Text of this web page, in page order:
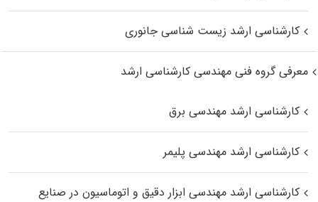
کارشناسی ارشد زیست‌ شناسی جانوری
معرفی گروه فنی مهندسی کارشناسی ارشد
کارشناسی ارشد مهندسی برق
کارشناسی ارشد مهندسی پلیمر
کارشناسی ارشد مهندسی ابزار دقیق و اتوماسیون در صنایع